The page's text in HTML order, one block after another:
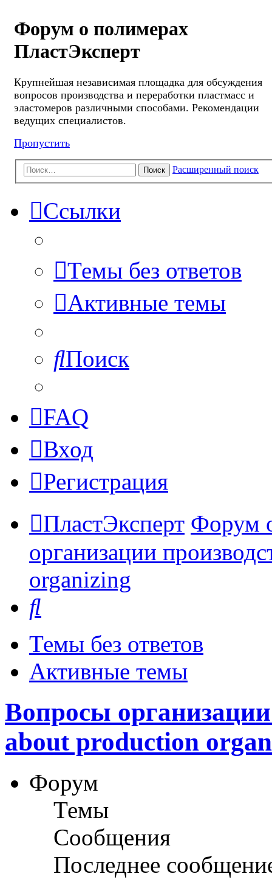
Форум о полимерах
ПластЭксперт
Крупнейшая независимая площадка для обсуждения
вопросов производства и переработки пластмасс и
эластомеров различными способами. Рекомендации
ведущих специалистов.
Пропустить
Поиск Расширенный поиск
Ссылки
Темы без ответов
Активные темы
Поиск
FAQ
Вход
Регистрация
ПластЭксперт Форум
организации
organizing
Темы без ответов
Активные темы
Вопросы
about production
Форум
Темы
Сообщения
Последнее